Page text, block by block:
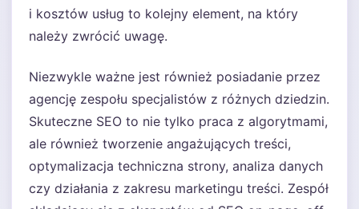
i kosztów usług to kolejny element, na który
należy zwrócić uwagę.
Niezwykle ważne jest również posiadanie przez
agencję zespołu specjalistów z różnych dziedzin.
Skuteczne SEO to nie tylko praca z algorytmami,
ale również tworzenie angażujących treści,
optymalizacja techniczna strony, analiza danych
czy działania z zakresu marketingu treści. Zespół